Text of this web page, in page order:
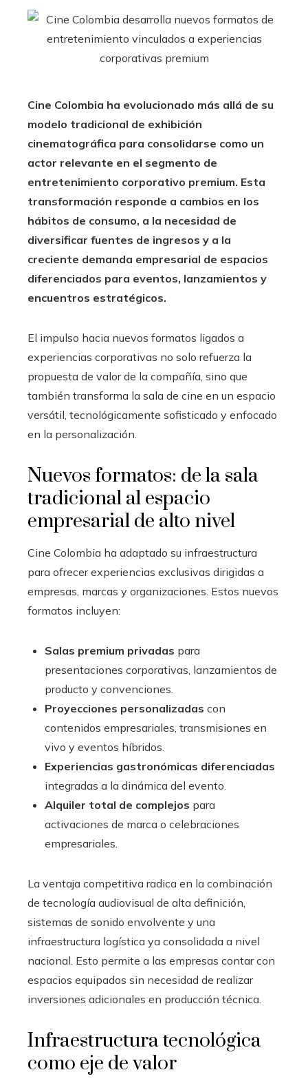
Cine Colombia ha evolucionado más allá de su
modelo tradicional de exhibición
cinematográfica para consolidarse como un
actor relevante en el segmento de
entretenimiento corporativo premium. Esta
transformación responde a cambios en los
hábitos de consumo, a la necesidad de
diversificar fuentes de ingresos y a la
creciente demanda empresarial de espacios
diferenciados para eventos, lanzamientos y
encuentros estratégicos.
El impulso hacia nuevos formatos ligados a
experiencias corporativas no solo refuerza la
propuesta de valor de la compañía, sino que
también transforma la sala de cine en un espacio
versátil, tecnológicamente sofisticado y enfocado
en la personalización.
Nuevos formatos: de la sala
tradicional al espacio
empresarial de alto nivel
Cine Colombia ha adaptado su infraestructura
para ofrecer experiencias exclusivas dirigidas a
empresas, marcas y organizaciones. Estos nuevos
formatos incluyen:
Salas premium privadas para
presentaciones corporativas, lanzamientos de
producto y convenciones.
Proyecciones personalizadas con
contenidos empresariales, transmisiones en
vivo y eventos híbridos.
Experiencias gastronómicas diferenciadas
integradas a la dinámica del evento.
Alquiler total de complejos para
activaciones de marca o celebraciones
empresariales.
La ventaja competitiva radica en la combinación
de tecnología audiovisual de alta definición,
sistemas de sonido envolvente y una
infraestructura logística ya consolidada a nivel
nacional. Esto permite a las empresas contar con
espacios equipados sin necesidad de realizar
inversiones adicionales en producción técnica.
Infraestructura tecnológica
como eje de valor